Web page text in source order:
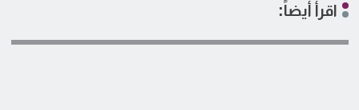
اقرأ أيضاً: